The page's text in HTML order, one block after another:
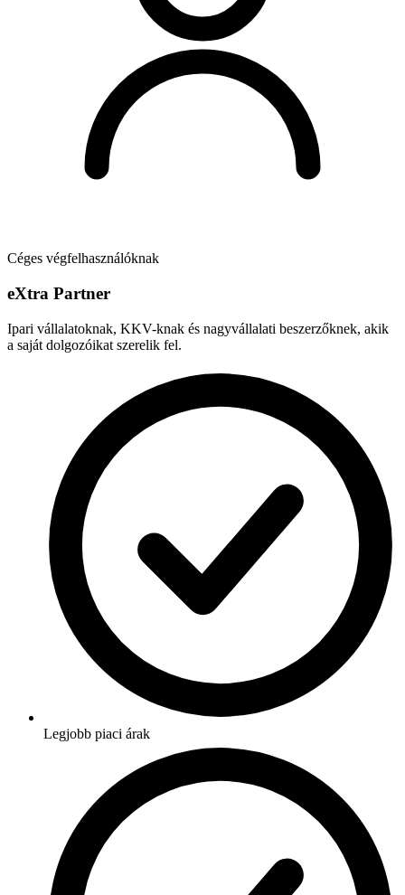
Céges végfelhasználóknak
eXtra Partner
Ipari vállalatoknak, KKV-knak és nagyvállalati beszerzőknek, akik
a saját dolgozóikat szerelik fel.
Legjobb piaci árak